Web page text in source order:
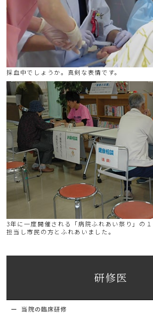
採血中でしょうか。真剣な表情です。
3年に一度開催される「病院ふれあい祭り」の
担当し市民の方とふれあいました。
研修医
当院の臨床研修